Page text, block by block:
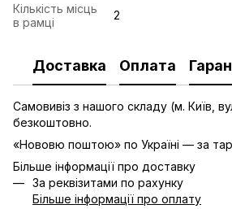
Кількість місць
в рамці
2
Доставка Оплата
Самовивіз з нашого складу (м. Київ,
безкоштовно.
«Нововю поштою» по Україні — за
Більше інформації про доставку
За реквізитами по рахунку
Більше інформації про оплату